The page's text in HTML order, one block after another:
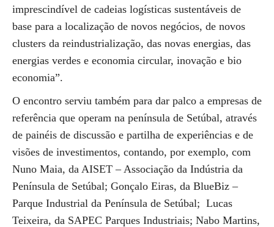
imprescindível de cadeias logísticas sustentáveis de
base para a localização de novos negócios, de novos
clusters da reindustrialização, das novas energias, das
energias verdes e economia circular, inovação e bio
economia”.
O encontro serviu também para dar palco a empresas de
referência que operam na península de Setúbal, através
de painéis de discussão e partilha de experiências e de
visões de investimentos, contando, por exemplo, com
Nuno Maia, da AISET – Associação da Indústria da
Península de Setúbal; Gonçalo Eiras, da BlueBiz –
Parque Industrial da Península de Setúbal; Lucas
Teixeira, da SAPEC Parques Industriais; Nabo Martins,